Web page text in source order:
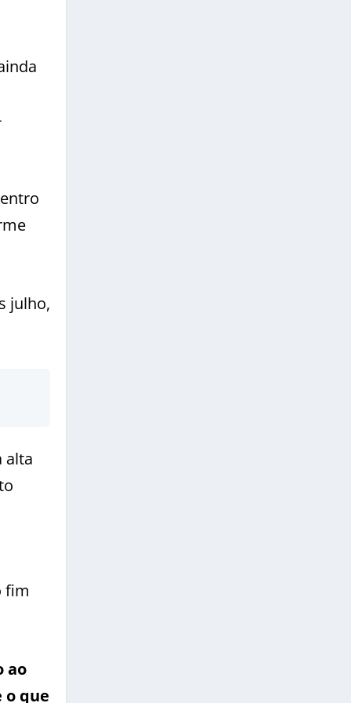
julho,
alta
fim
ao
o que